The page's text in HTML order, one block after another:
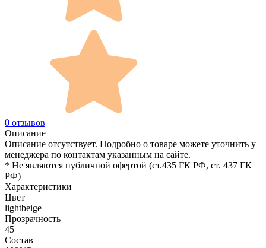
0 отзывов
Описание
Описание отсутствует. Подробно о товаре можете уточнить у
менеджера по контактам указанным на сайте.
* Не являются публичной офертой (ст.435 ГК РФ, cт. 437 ГК
РФ)
Характеристики
Цвет
lightbeige
Прозрачность
45
Состав